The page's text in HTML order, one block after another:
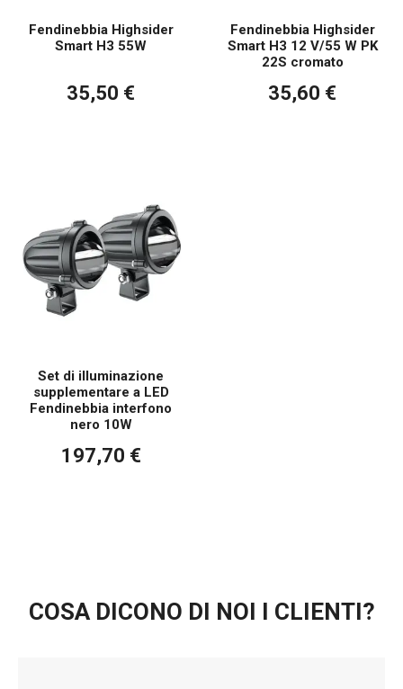
Fendinebbia Highsider
Smart H3 55W
35,50 €
Fendinebbia Highsider
Smart H3 12 V/55 W PK
22S cromato
35,60 €
Set di illuminazione
supplementare a LED
Fendinebbia interfono
nero 10W
197,70 €
COSA DICONO DI NOI I CLIENTI?